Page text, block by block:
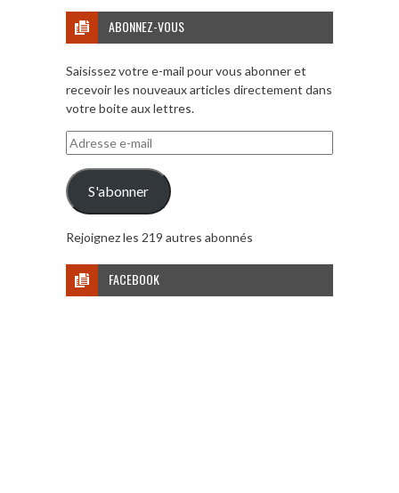
ABONNEZ-VOUS
Saisissez votre e-mail pour vous abonner et
recevoir les nouveaux articles directement dans
votre boite aux lettres.
Adresse
e-
mail
S'abonner
Rejoignez les 219 autres abonnés
FACEBOOK